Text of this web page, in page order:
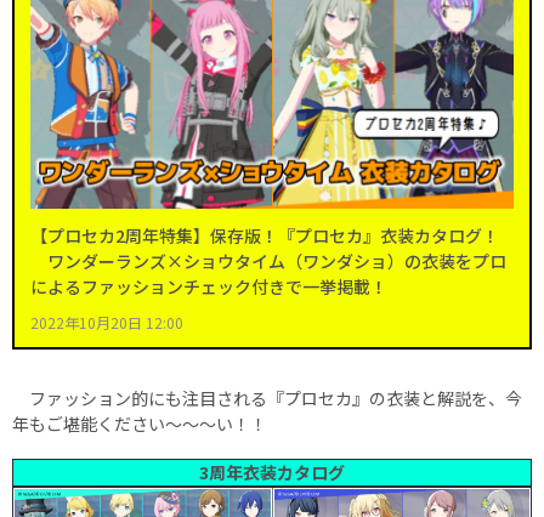
【プロセカ2周年特集】保存版！『プロセカ』衣装カタログ！
ワンダーランズ×ショウタイム（ワンダショ）の衣装をプロ
によるファッションチェック付きで一挙掲載！
2022年10月20日 12:00
ファッション的にも注目される『プロセカ』の衣装と解説を、今
年もご堪能ください～～～い！！
3周年衣装カタログ